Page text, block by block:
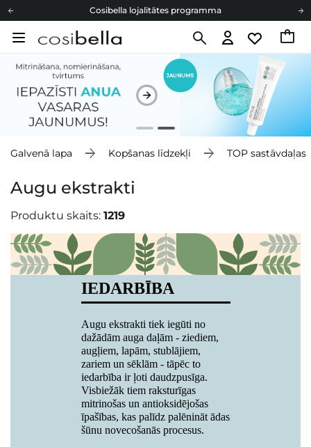
Cosibella lojalitātes programma
Bezmaskas piegāde no 49,00 €
Cosibella lojalitātes programma
Bezmaskas piegāde no 49,00 €
Galvenā lapa Kopšanas līdzekļi TOP sastāvdaļas
Augu ekstrakti
Produktu skaits: 1219
IEDARBĪBA
Augu ekstrakti tiek iegūti no
dažādām auga daļām - ziediem,
augļiem, lapām, stublājiem,
zariem un sēklām - tāpēc to
iedarbība ir ļoti daudzpusīga.
Visbiežāk tiem raksturīgas
mitrinošas un antioksidējošas
īpašības, kas palīdz palēnināt ādas
šūnu novecošanās procesus.